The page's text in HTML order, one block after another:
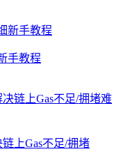
手教程
上Gas不足/拥堵